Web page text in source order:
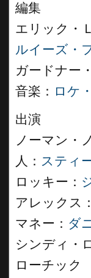
編集
エリック・
ルイーズ・
ガードナー
音楽： ロケ
出演
ノーマン・
人： スティ
ロッキー：
アレックス：
マネー： ダ
シンディ・
ローチック